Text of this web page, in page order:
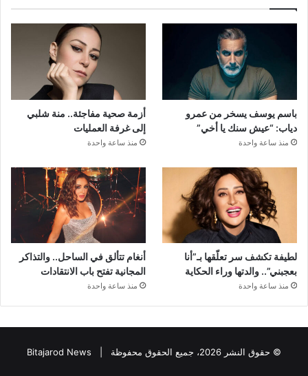
باسم يوسف يسخر من عمرو
دياب: “عيش سنك يا أخي”
منذ ساعة واحدة
أزمة صحية مفاجئة.. منة شلبي
إلى غرفة العمليات
منذ ساعة واحدة
لطيفة تكشف سر تعلّقها بـ”أنا
بعجبني”.. والدتها وراء الحكاية
منذ ساعة واحدة
أنغام تتألق في الساحل.. والتذاكر
المجانية تفتح باب الانتقادات
منذ ساعة واحدة
© حقوق النشر 2026، جميع الحقوق محفوظة | Bitajarod News